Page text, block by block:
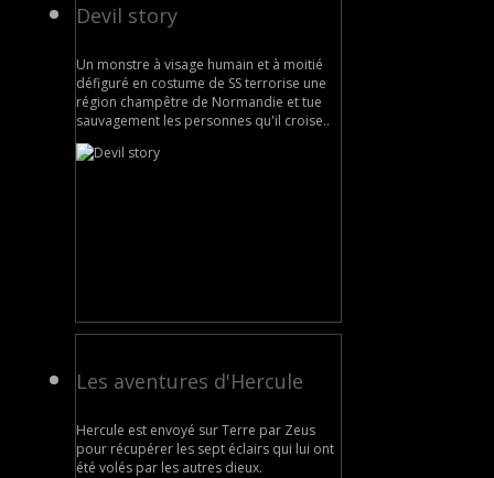
Devil story
Un monstre à visage humain et à moitié
défiguré en costume de SS terrorise une
région champêtre de Normandie et tue
sauvagement les personnes qu'il croise..
Les aventures d'Hercule
Hercule est envoyé sur Terre par Zeus
pour récupérer les sept éclairs qui lui ont
été volés par les autres dieux.